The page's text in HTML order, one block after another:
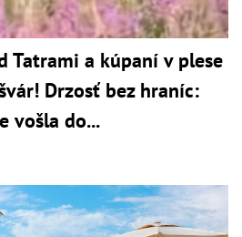
Tatrami a kúpaní v plese
Drzosť bez hraníc:
vošla do...